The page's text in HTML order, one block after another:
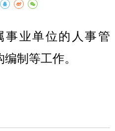
事业单位的人事管
制等工作。